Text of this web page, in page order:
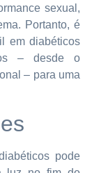
sexual,
Portanto, é
em diabéticos
– desde o
– para uma
pode